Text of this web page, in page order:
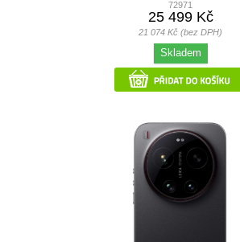
72971
25 499 Kč
21 074 Kč (bez DPH)
Skladem